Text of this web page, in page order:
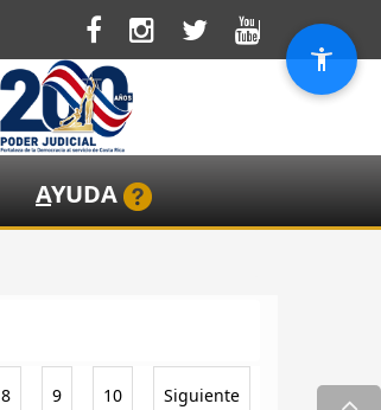
AYUDA
8 9 10 Siguiente